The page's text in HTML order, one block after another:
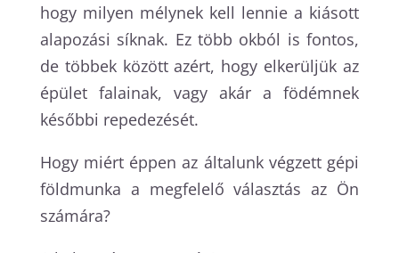
hogy milyen mélynek kell lennie a kiásott
alapozási síknak. Ez több okból is fontos,
de többek között azért, hogy elkerüljük az
épület falainak, vagy akár a födémnek
későbbi repedezését.
Hogy miért éppen az általunk végzett gépi
földmunka a megfelelő választás az Ön
számára?